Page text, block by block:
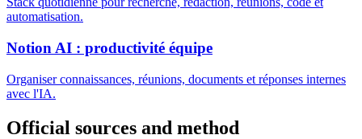
automatisation.
Notion AI : productivité équipe
Organiser connaissances, réunions, documents et réponses internes
avec l'IA.
Official sources and method